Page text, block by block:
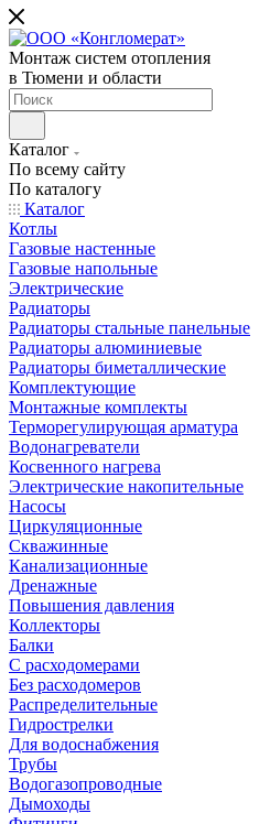
Монтаж систем отопления
в Тюмени и области
Каталог
По всему сайту
По каталогу
Каталог
Котлы
Газовые настенные
Газовые напольные
Электрические
Радиаторы
Радиаторы стальные панельные
Радиаторы алюминиевые
Радиаторы биметаллические
Комплектующие
Монтажные комплекты
Терморегулирующая арматура
Водонагреватели
Косвенного нагрева
Электрические накопительные
Насосы
Циркуляционные
Скважинные
Канализационные
Дренажные
Повышения давления
Коллекторы
Балки
С расходомерами
Без расходомеров
Распределительные
Гидрострелки
Для водоснабжения
Трубы
Водогазопроводные
Дымоходы